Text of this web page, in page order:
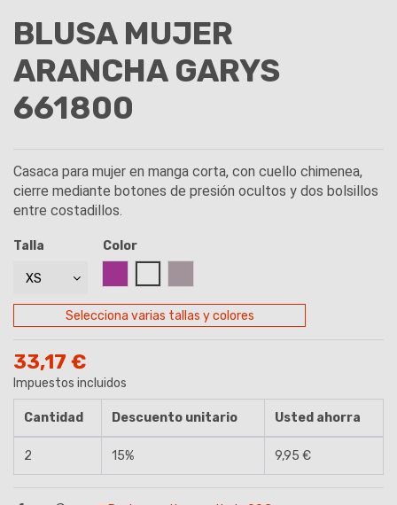
BLUSA MUJER
ARANCHA GARYS
661800
Casaca para mujer en manga corta, con cuello chimenea,
cierre mediante botones de presión ocultos y dos bolsillos
entre costadillos.
Talla
Color
Selecciona varias tallas y colores
33,17 €
Impuestos incluidos
Cantidad Descuento unitario Usted ahorra
2 15% 9,95 €